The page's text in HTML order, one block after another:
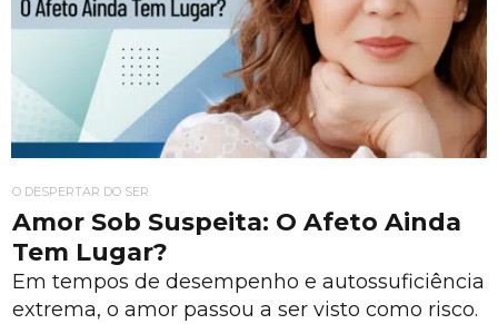
O DESPERTAR DO SER
Amor Sob Suspeita: O Afeto Ainda
Tem Lugar?
Em tempos de desempenho e autossuficiência
extrema, o amor passou a ser visto como risco.